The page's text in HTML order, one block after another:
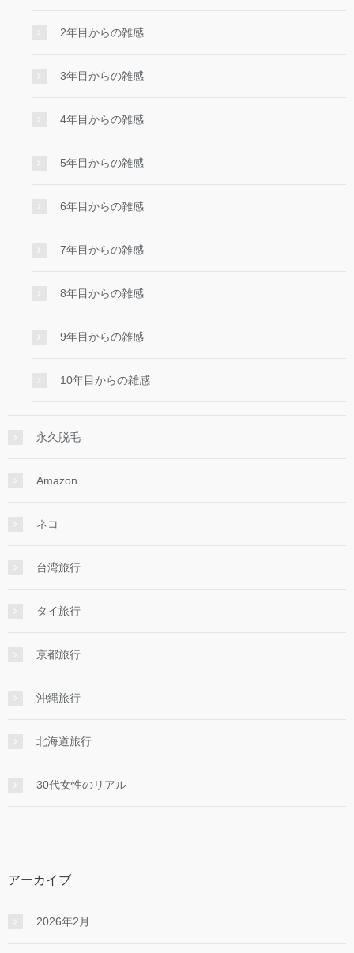
2年目からの雑感
3年目からの雑感
4年目からの雑感
5年目からの雑感
6年目からの雑感
7年目からの雑感
8年目からの雑感
9年目からの雑感
10年目からの雑感
永久脱毛
Amazon
ネコ
台湾旅行
タイ旅行
京都旅行
沖縄旅行
北海道旅行
30代女性のリアル
アーカイブ
2026年2月